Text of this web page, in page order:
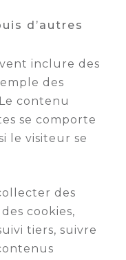
d’autres
inclure des
des
contenu
se comporte
le visiteur se
des
cookies,
tiers, suivre